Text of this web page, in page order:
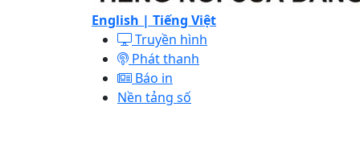
English | Tiếng Việt
Truyền hình
Phát thanh
Báo in
Nền tảng số